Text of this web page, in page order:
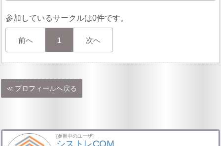
参加しているサークルは0件です。
前へ 1 次へ
プロフィールへ戻る
[参照中のユーザ]
シストレCOM